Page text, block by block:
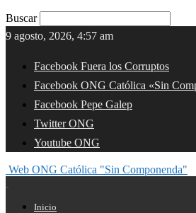
Buscar
9 agosto, 2026, 4:57 am
Facebook Fuera los Corruptos
Facebook ONG Católica «Sin
Facebook Pepe Galep
Twitter ONG
Youtube ONG
Web ONG Católica "Sin Componenda"
Inicio